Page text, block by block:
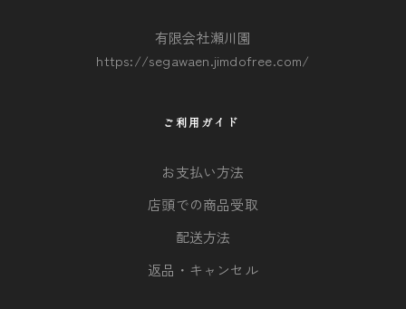
有限会社瀬川園
https://segawaen.jimdofree.com/
ご利用ガイド
お支払い方法
店頭での商品受取
配送方法
返品・キャンセル